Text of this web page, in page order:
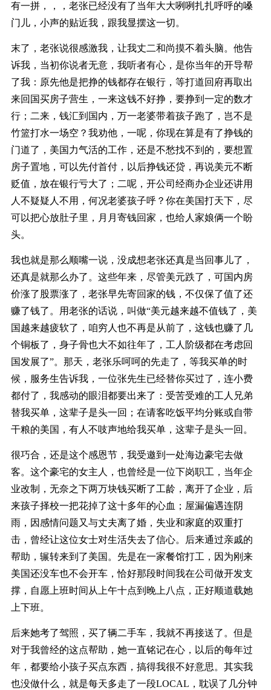
有一拼，，，老张已经没有了当年大大咧咧扎扎呼呼的嗓
门儿，小声的贴近我，跟我显摆这一切。
末了，老张说很感激我，让我丈二和尚摸不着头脑。他告
诉我，当初你说者无意，我听者有心，是你当年的开导帮
了我：原先他是把挣的钱都存在银行，等打道回府再取出
来回国买房子营生，一来这钱不好挣，要挣到一定的数才
行；二来，钱汇到国内，万一老婆带着孩子跑了，岂不是
竹篮打水一场空？我劝他，一呢，你现在算是有了挣钱的
门道了，美国力气活的工作，还是不愁找不到的，要想置
房子置地，可以先付首付，以后挣钱还贷，再说美元不断
贬值，放在银行亏大了；二呢，开公司经商办企业还讲用
人不疑疑人不用，何况老婆孩子呼？你在美国打天下，尽
可以把心放肚子里，月月寄钱回家，也给人家娘俩一个盼
头。
我也就是那么顺嘴一说，没成想老张还真是当回事儿了，
还真是就那么办了。这些年来，尽管美元跌了，可国内房
价涨了股票涨了，老张早先寄回家的钱，不仅保了值了还
赚了钱了。用老张的话说，叫做“美元越来越不值钱了，美
国越来越疲软了，咱穷人也不再是从前了，这钱也赚了几
个铜板了，身子骨也大不如往年了，工人阶级都在考虑回
国发展了”。那天，老张乐呵呵的先走了，等我买单的时
候，服务生告诉我，一位张先生已经替你买过了，连小费
都付了，我感动的眼泪都要出来了：受苦受难的工人兄弟
替我买单，这辈子是头一回；在请客吃饭平均分账或自带
干粮的美国，有人不吱声地给我买单，这辈子是头一回。
很巧合，还是这个感恩节，我受邀到一处海边豪宅去做
客。这个豪宅的女主人，也曾经是一位下岗职工，当年企
业改制，无奈之下两万块钱买断了工龄，离开了企业，后
来孩子择校一把花掉了这十多年的心血；屋漏偏遇连阴
雨，因感情问题又与丈夫离了婚，失业和家庭的双重打
击，曾经让这位女士对生活失去了信心。后来通过亲戚的
帮助，辗转来到了美国。先是在一家餐馆打工，因为刚来
美国还没车也不会开车，恰好那段时间我在公司做开发支
撑，自愿上班时间从上午十点到晚上八点，正好顺道载她
上下班。
后来她考了驾照，买了辆二手车，我就不再接送了。但是
对于我曾经的这点帮助，她一直铭记在心，以后的每年过
年，都要给小孩子买点东西，搞得我很不好意思。其实我
也没做什么，就是每天多走了一段LOCAL，耽误了几分钟